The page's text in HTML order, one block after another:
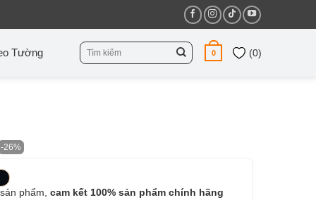
Tường
Tìm
kiếm:
0 (0)
-26%
phẩm, cam kết 100% sản phẩm chính hãng